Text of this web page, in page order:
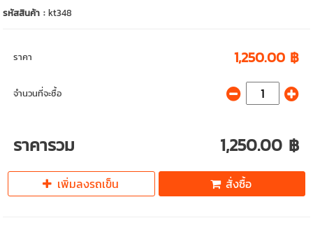
รหัสสินค้า :kt348
ราคา 1,250.00 ฿
จำนวนที่จะซื้อ
ราคารวม 1,250.00 ฿
เพิ่มลงรถเข็น สั่งซื้อ